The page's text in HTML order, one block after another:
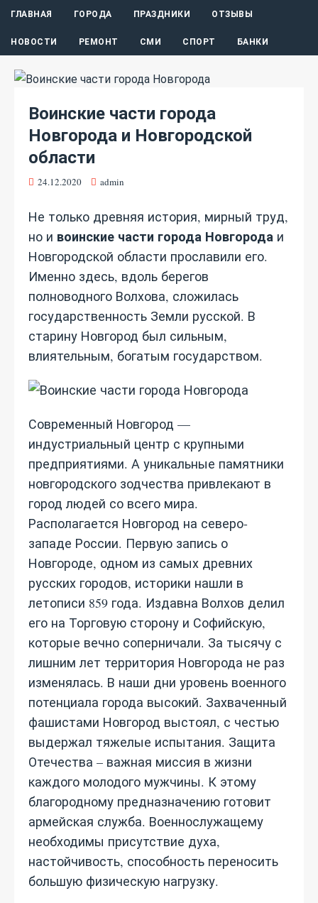
ГЛАВНАЯ ГОРОДА ПРАЗДНИКИ ОТЗЫВЫ
НОВОСТИ РЕМОНТ СМИ СПОРТ БАНКИ
Воинские части города
Новгорода и Новгородской
области
24.12.2020 admin
Не только древняя история, мирный труд,
но и воинские части города Новгорода и
Новгородской области прославили его.
Именно здесь, вдоль берегов
полноводного Волхова, сложилась
государственность Земли русской. В
старину Новгород был сильным,
влиятельным, богатым государством.
Современный Новгород —
индустриальный центр с крупными
предприятиями. А уникальные памятники
новгородского зодчества привлекают в
город людей со всего мира.
Располагается Новгород на северо-
западе России. Первую запись о
Новгороде, одном из самых древних
русских городов, историки нашли в
летописи 859 года. Издавна Волхов делил
его на Торговую сторону и Софийскую,
которые вечно соперничали. За тысячу с
лишним лет территория Новгорода не раз
изменялась. В наши дни уровень военного
потенциала города высокий. Захваченный
фашистами Новгород выстоял, с честью
выдержал тяжелые испытания. Защита
Отечества – важная миссия в жизни
каждого молодого мужчины. К этому
благородному предназначению готовит
армейская служба. Военнослужащему
необходимы присутствие духа,
настойчивость, способность переносить
большую физическую нагрузку.